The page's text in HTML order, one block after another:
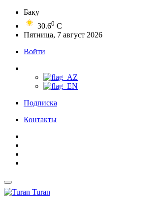
Баку
30.60 C
Пятница, 7 август 2026
Войти
Подписка
Контакты
Turan